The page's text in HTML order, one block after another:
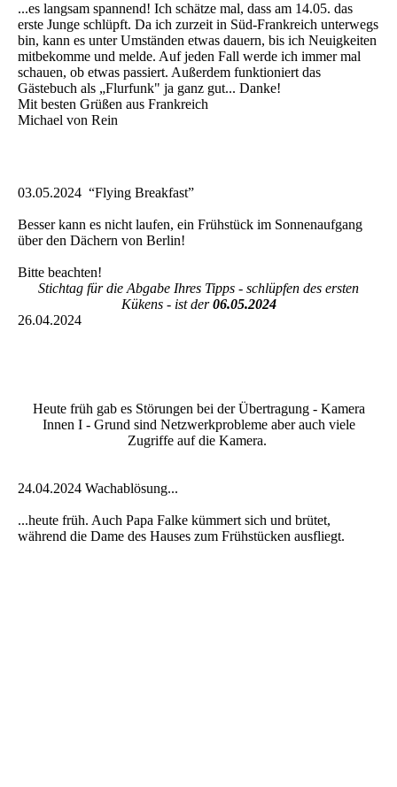
...es langsam spannend! Ich schätze mal, dass am 14.05. das
erste Junge schlüpft. Da ich zurzeit in Süd-Frankreich unterwegs
bin, kann es unter Umständen etwas dauern, bis ich Neuigkeiten
mitbekomme und melde. Auf jeden Fall werde ich immer mal
schauen, ob etwas passiert. Außerdem funktioniert das
Gästebuch als „Flurfunk" ja ganz gut... Danke!
Mit besten Grüßen aus Frankreich
Michael von Rein
03.05.2024 “Flying Breakfast”
Besser kann es nicht laufen, ein Frühstück im Sonnenaufgang
über den Dächern von Berlin!
Bitte beachten!
Stichtag für die Abgabe Ihres Tipps - schlüpfen des ersten
Kükens - ist der06.05.2024
26.04.2024
Heute früh gab es Störungen bei der Übertragung - Kamera
Innen I - Grund sind Netzwerkprobleme aber auch viele
Zugriffe auf die Kamera.
24.04.2024 Wachablösung...
...heute früh. Auch Papa Falke kümmert sich und brütet,
während die Dame des Hauses zum Frühstücken ausfliegt.